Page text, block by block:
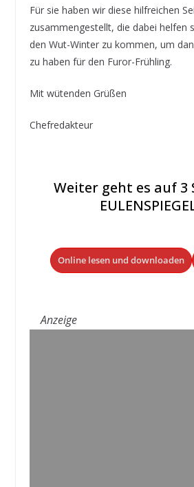
Für sie haben wir diese hilfreichen
zusammengestellt, die dabei helfen
den Wut-Winter zu kommen, um
zu haben für den Furor-Frühling.
Mit wütenden Grüßen
Chefredakteur
Weiter geht es auf 3
Online lesen und downloaden
Anzeige